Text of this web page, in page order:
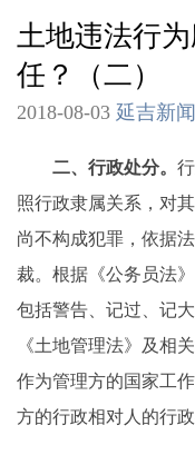
土地违法行
任？（二）
2018-08-03 延吉新
二、行政处分。
照行政隶属关系，对
尚不构成犯罪，依据
裁。根据《公务员法
包括警告、记过、记
《土地管理法》及相
作为管理方的国家工
方的行政相对人的行政